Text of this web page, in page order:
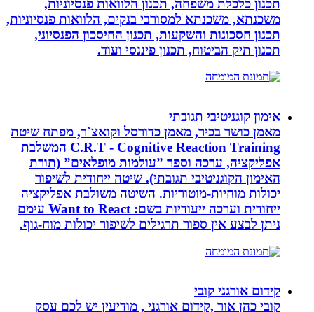
תכנון כלכלת משפחה, תכנון הלוואות פנסיוניות,
משכנתא, משכנתא למסורבי בנקים, הלוואות פנסיוניות,
תכנון חסכונות והשקעות, תכנון החיסכון הפנסיוני,
תכנון תיק הביטוח, תכנון פיננסי ועוד.
אימון קוגניטיבי תגובתי
מאמן כושר בכיר, מאמן כדורסל וקואצ`ר, מפתח שיטת
C.R.T - Cognitive Reaction Training המשלבת
אפליקציה, ערכה וספר ”עולמות מופלאים” (תורת
האימון הקוגניטיבי תגובתי). שיטה ייחודית לשיפור
יכולות מוחיות-מוטוריות. השיטה משולבת אפליקציה
ייחודית וערכה ייעודיות בשם: Want to React עימם
ניתן לבצע אין ספור תרגילים לשיפור יכולות מוח-גוף.
קידום אורגני קובי
קובי כהן אור ,קידום אורגני , מודיעין יש לכם עסק